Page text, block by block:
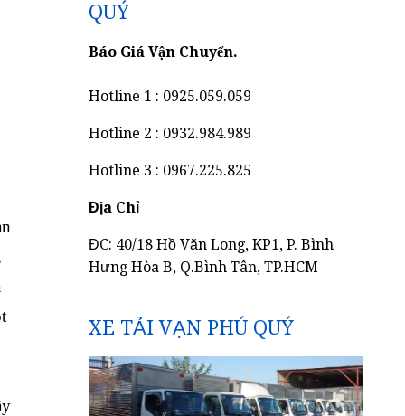
QUÝ
Báo Giá Vận Chuyển.
Hotline 1 : 0925.059.059
Hotline 2 : 0932.984.989
Hotline 3 : 0967.225.825
Địa Chỉ
ĐC: 40/18 Hồ Văn Long, KP1, P. Bình
Hưng Hòa B, Q.Bình Tân, TP.HCM
XE TẢI VẠN PHÚ QUÝ